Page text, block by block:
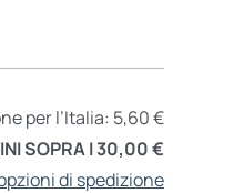
per l’Italia: 5,60 €
SOPRA I 30,00 €
di spedizione